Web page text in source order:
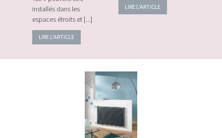
installés dans les
espaces étroits et [...]
LIRE L'ARTICLE
LIRE L'ARTICLE